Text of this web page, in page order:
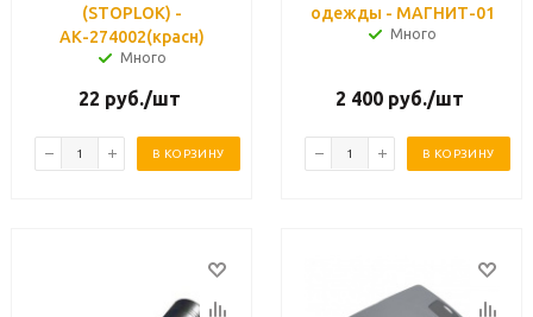
(STOPLOK) -
АК-274002(красн)
Много
22 руб./шт
В КОРЗИНУ
одежды - МАГНИТ-01
Много
2 400 руб./шт
В КОРЗИНУ